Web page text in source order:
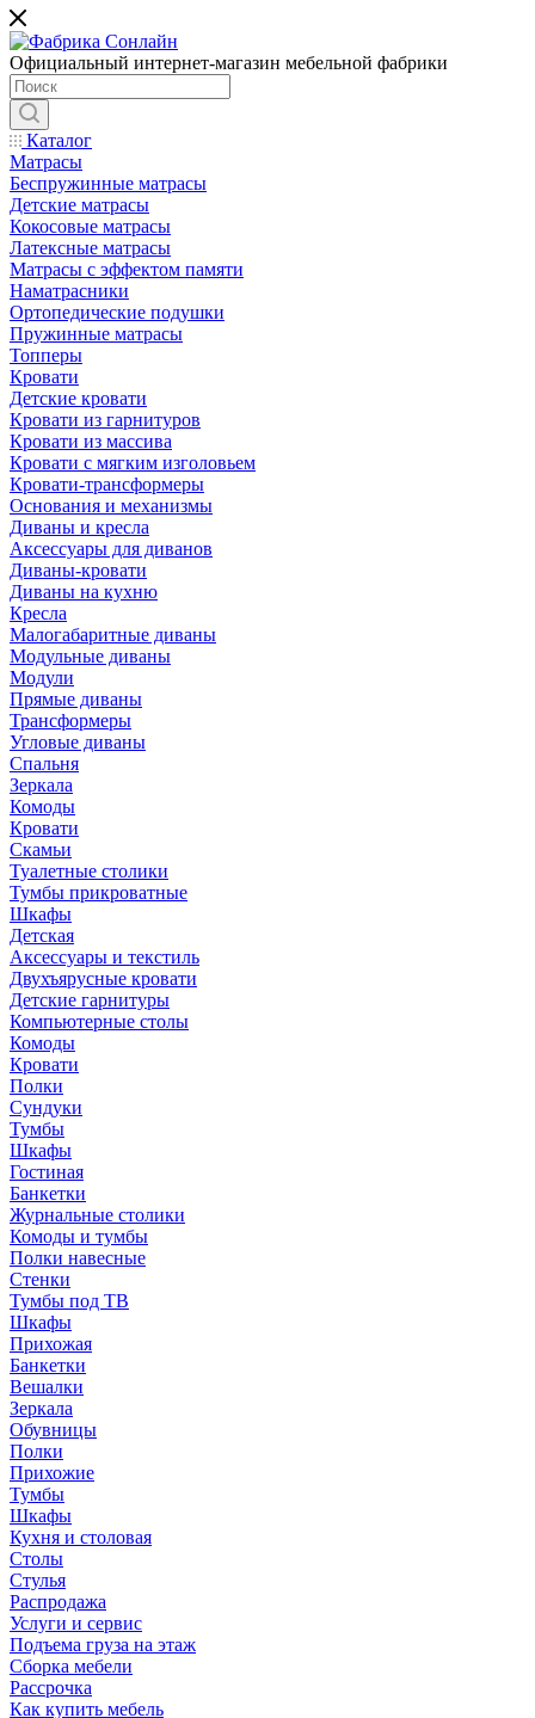
Официальный интернет-магазин мебельной фабрики
Каталог
Матрасы
Беспружинные матрасы
Детские матрасы
Кокосовые матрасы
Латексные матрасы
Матрасы с эффектом памяти
Наматрасники
Ортопедические подушки
Пружинные матрасы
Топперы
Кровати
Детские кровати
Кровати из гарнитуров
Кровати из массива
Кровати с мягким изголовьем
Кровати-трансформеры
Основания и механизмы
Диваны и кресла
Аксессуары для диванов
Диваны-кровати
Диваны на кухню
Кресла
Малогабаритные диваны
Модульные диваны
Модули
Прямые диваны
Трансформеры
Угловые диваны
Спальня
Зеркала
Комоды
Кровати
Скамьи
Туалетные столики
Тумбы прикроватные
Шкафы
Детская
Аксессуары и текстиль
Двухъярусные кровати
Детские гарнитуры
Компьютерные столы
Комоды
Кровати
Полки
Сундуки
Тумбы
Шкафы
Гостиная
Банкетки
Журнальные столики
Комоды и тумбы
Полки навесные
Стенки
Тумбы под ТВ
Шкафы
Прихожая
Банкетки
Вешалки
Зеркала
Обувницы
Полки
Прихожие
Тумбы
Шкафы
Кухня и столовая
Столы
Стулья
Распродажа
Услуги и сервис
Подъема груза на этаж
Сборка мебели
Рассрочка
Как купить мебель